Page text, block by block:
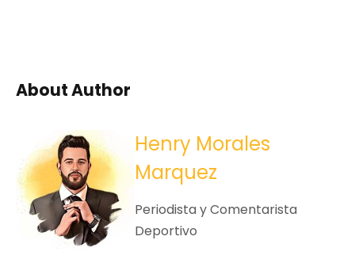
About Author
Henry Morales
Marquez
Periodista y Comentarista
Deportivo